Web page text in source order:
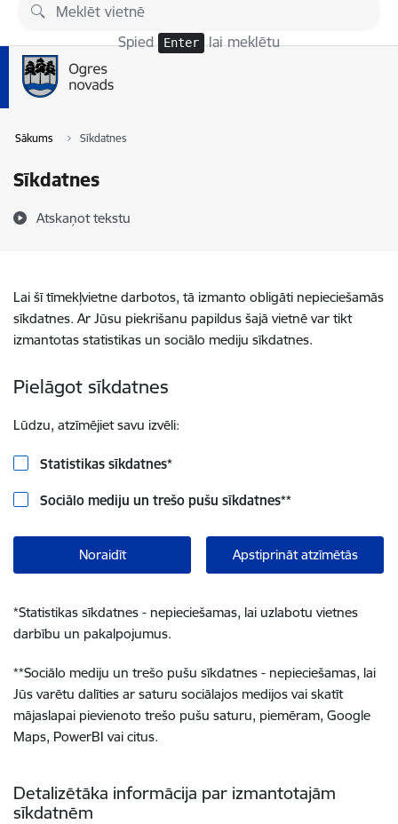
Pāriet uz lapas saturu
Spied Enter lai meklētu
Sākums Sīkdatnes
Sīkdatnes
Atskaņot tekstu
Lai šī tīmekļvietne darbotos, tā izmanto obligāti nepieciešamās
sīkdatnes. Ar Jūsu piekrišanu papildus šajā vietnē var tikt
izmantotas statistikas un sociālo mediju sīkdatnes.
Pielāgot sīkdatnes
Lūdzu, atzīmējiet savu izvēli:
Statistikas sīkdatnes*
Sociālo mediju un trešo pušu sīkdatnes**
Noraidīt Apstiprināt atzīmētās
*Statistikas sīkdatnes - nepieciešamas, lai uzlabotu vietnes
darbību un pakalpojumus.
**Sociālo mediju un trešo pušu sīkdatnes - nepieciešamas, lai
Jūs varētu dalīties ar saturu sociālajos medijos vai skatīt
mājaslapai pievienoto trešo pušu saturu, piemēram, Google
Maps, PowerBI vai citus.
Detalizētāka informācija par izmantotajām
sīkdatnēm